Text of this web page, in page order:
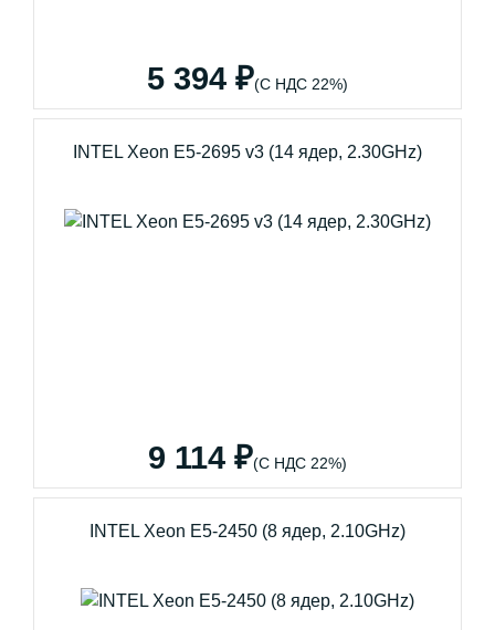
5 394 ₽(С НДС 22%)
INTEL Xeon E5-2695 v3 (14 ядер, 2.30GHz)
9 114 ₽(С НДС 22%)
INTEL Xeon E5-2450 (8 ядер, 2.10GHz)